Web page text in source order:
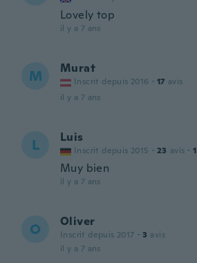
Lovely top
il y a 7 ans
M Murat
Inscrit depuis 2016 · 17 avis
il y a 7 ans
L Luis
Inscrit depuis 2015 · 23 avis · 1
Muy bien
il y a 7 ans
O Oliver
Inscrit depuis 2017 · 3 avis
il y a 7 ans